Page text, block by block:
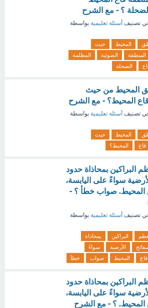
؟ - مع الشرح
تصنيف أسئلة تعليمية بواسطة
المحيط
حيث
المنطقة الضوئية
المظلمة
الضحلة
المحيط من حيث
المحيط؟ - مع الشرح
تصنيف أسئلة تعليمية بواسطة
المحيط
حيث
قاع المحيط؟
البراكين بمحاذاة حدود
سواءً على اليابسة،
المحيط. صواب خطأ ؟ -
تصنيف أسئلة تعليمية بواسطة
البراكين
بمحاذاة
الأرضية
سواءً
قاع المحيط صواب خطأ
البراكين بمحاذاة حدود
سواءً على اليابسة،
المحيط. ؟ - مع الشرح